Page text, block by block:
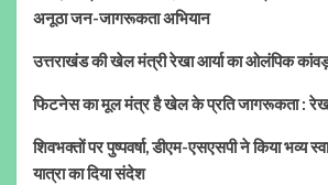
अनूठा जन-जागरूकता अभियान
उत्तराखंड की खेल मंत्री रेखा आर्या का ओलंपिक
फिटनेस का मूल मंत्र है खेल के प्रति जागरूकता :
शिवभक्तों पर पुष्पवर्षा, डीएम-एसएसपी ने किया भव्य
यात्रा का दिया संदेश